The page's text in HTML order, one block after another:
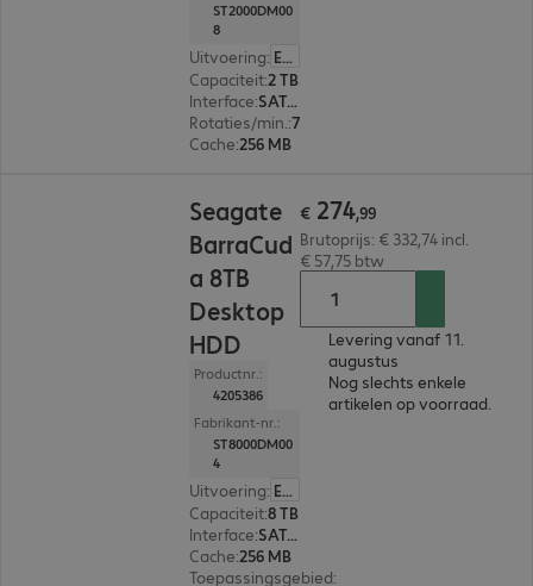
ST2000DM00
8
Uitvoering: Europa
Capaciteit:2 TB
Interface:
SATA 3.0 (6 Gbit/s) 8,9 cm (3,5")
Rotaties/min. : 7.200 rpm
Cache:256 MB
Seagate
BarraCud
a 8TB
Desktop
HDD
Productnr.:
4205386
Fabrikant-nr.:
ST8000DM00
4
Uitvoering: Europa
Capaciteit:8 TB
Interface:
SATA 3.0 (6 Gbit/s) 8,9 cm (3,5")
Cache:256 MB
Toepassingsgebied:
€ 274,99
Brutoprijs: € 332,74 incl.
€ 57,75 btw
Levering vanaf 11.
augustus
Nog slechts enkele
artikelen op voorraad.